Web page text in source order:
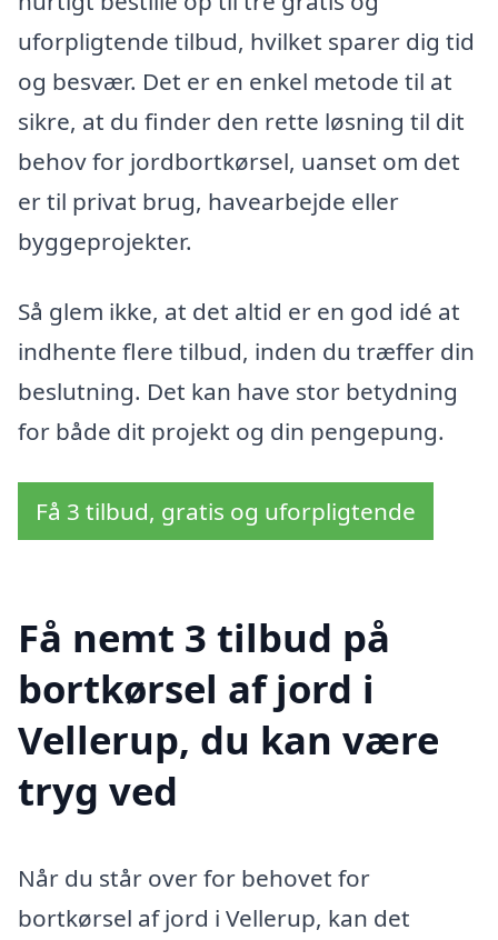
uforpligtende tilbud, hvilket sparer dig tid
og besvær. Det er en enkel metode til at
sikre, at du finder den rette løsning til dit
behov for jordbortkørsel, uanset om det
er til privat brug, havearbejde eller
byggeprojekter.
Så glem ikke, at det altid er en god idé at
indhente flere tilbud, inden du træffer din
beslutning. Det kan have stor betydning
for både dit projekt og din pengepung.
Få 3 tilbud, gratis og uforpligtende
Få nemt 3 tilbud på
bortkørsel af jord i
Vellerup, du kan være
tryg ved
Når du står over for behovet for
bortkørsel af jord i Vellerup, kan det